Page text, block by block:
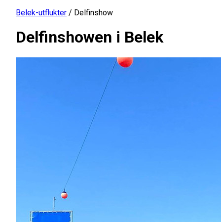
Belek-utflukter / Delfinshow
Delfinshowen i Belek